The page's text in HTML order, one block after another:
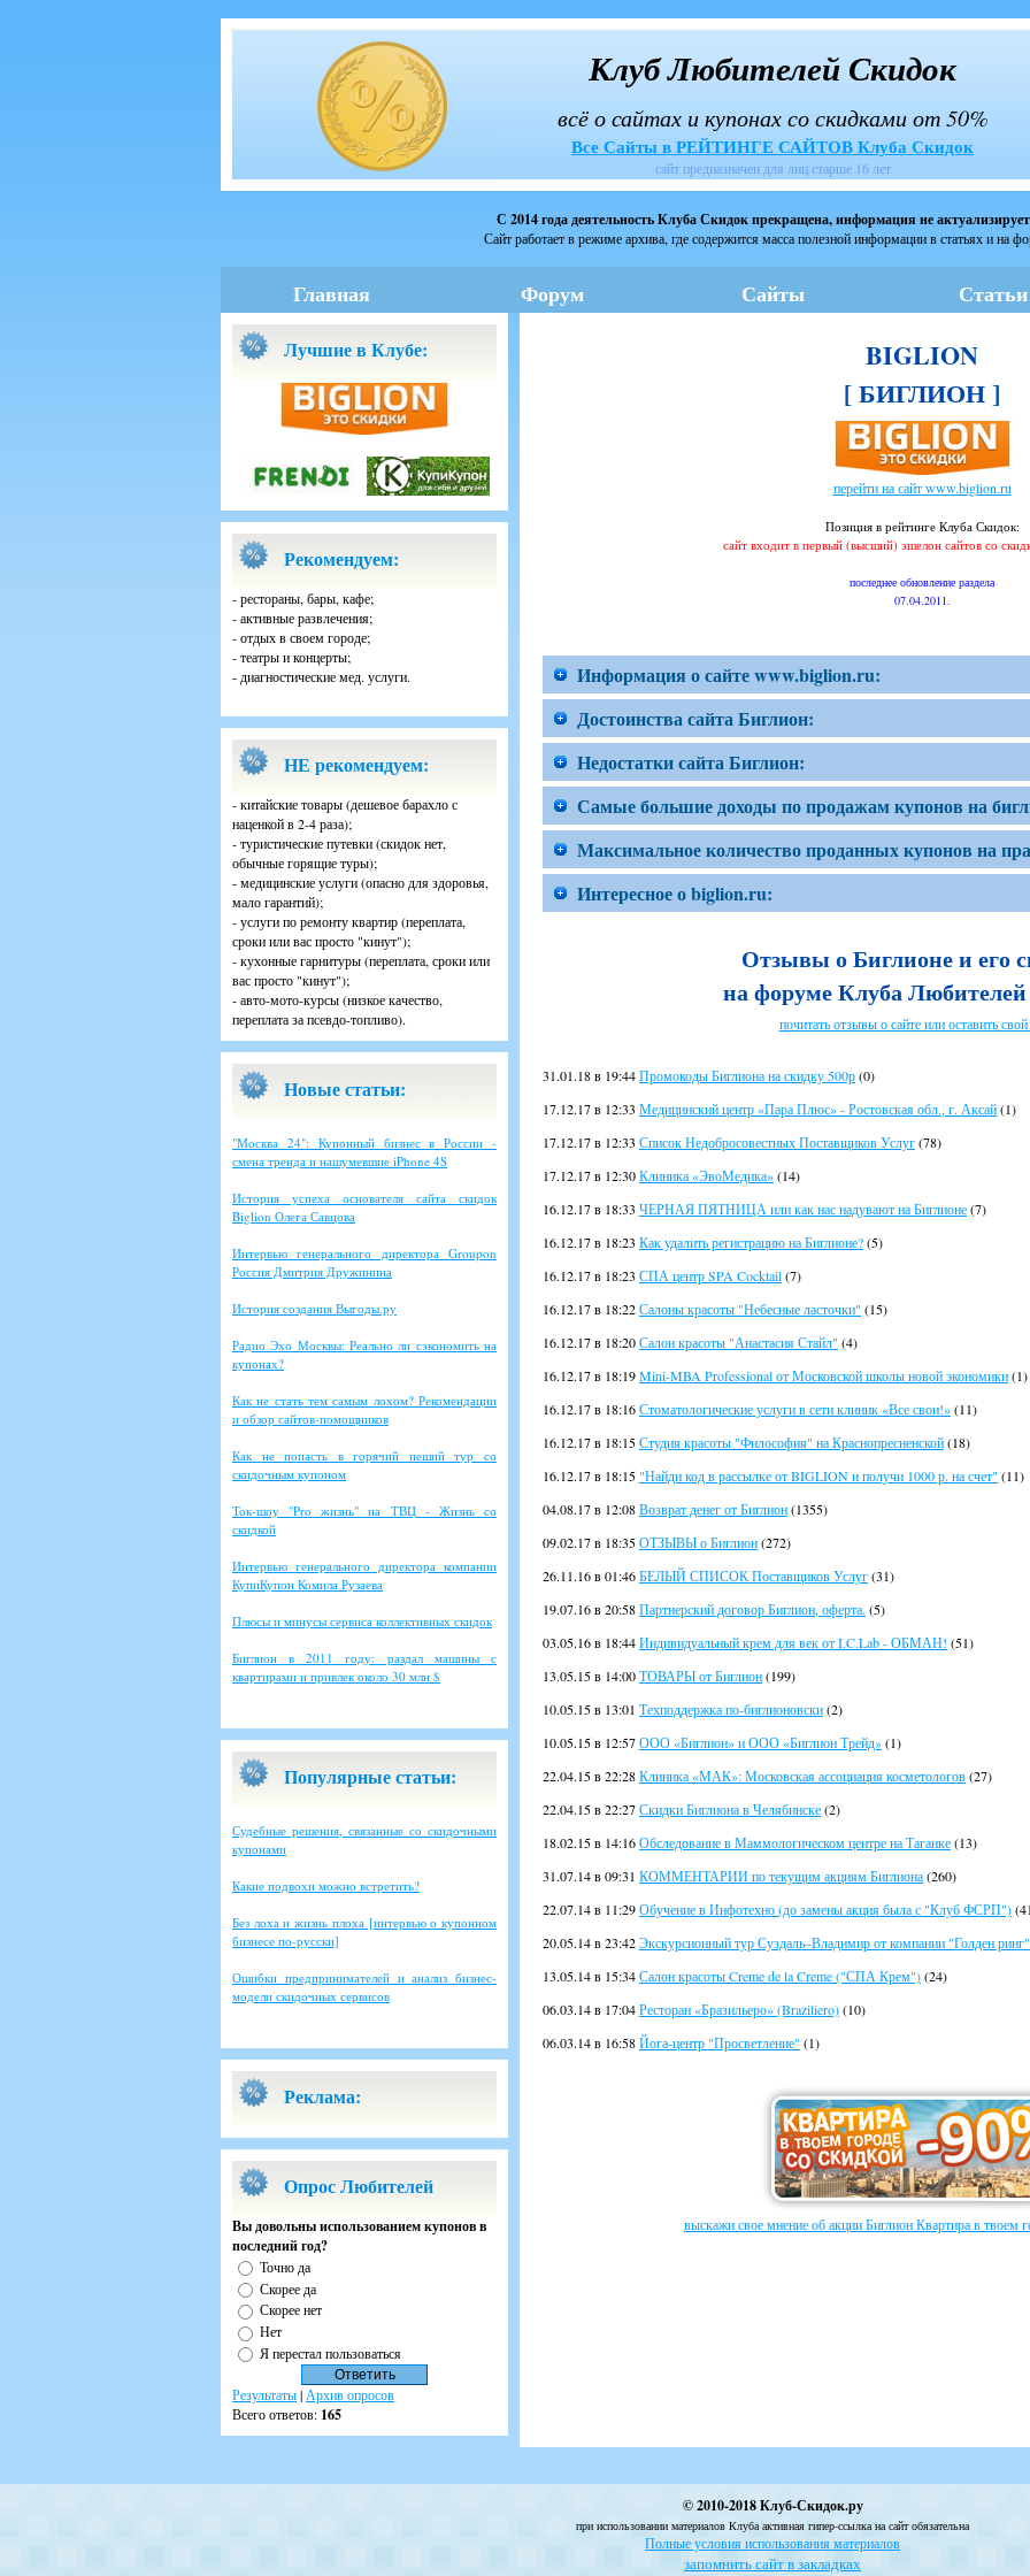
Клуб Любителей Скидок
всё о сайтах и купонах со скидками от 50%
Все Сайты в РЕЙТИНГЕ САЙТОВ Клуба Скидок
сайт предназначен для лиц старше 16 лет
С 2014 года деятельность Клуба Скидок прекращена, информация не
Сайт работает в режиме архива, где содержится масса полезной информации в статьях и на
Главная Форум Сайты Статьи
Лучшие в Клубе:
Рекомендуем:
- рестораны, бары, кафе;
- активные развлечения;
- отдых в своем городе;
- театры и концерты;
- диагностические мед. услуги.
НЕ рекомендуем:
- китайские товары (дешевое барахло с
наценкой в 2-4 раза);
- туристические путевки (скидок нет,
обычные горящие туры);
- медицинские услуги (опасно для здоровья,
мало гарантий);
- услуги по ремонту квартир (переплата,
сроки или вас просто "кинут");
- кухонные гарнитуры (переплата, сроки или
вас просто "кинут");
- авто-мото-курсы (низкое качество,
переплата за псевдо-топливо).
Новые статьи:
"Москва 24": Купонный бизнес в России -
смена тренда и нашумевшие iPhone 4S
История успеха основателя сайта скидок
Biglion Олега Савцова
Интервью генерального директора Groupon
Россия Дмитрия Дружинина
История создания Выгоды.ру
Радио Эхо Москвы: Реально ли сэкономить на
купонах?
Как не стать тем самым лохом? Рекомендации
и обзор сайтов-помощников
Как не попасть в горячий пеший тур со
скидочным купоном
Ток-шоу "Pro жизнь" на ТВЦ - Жизнь со
скидкой
Интервью генерального директора компании
КупиКупон Комила Рузаева
Плюсы и минусы сервиса коллективных скидок
Биглион в 2011 году: раздал машины с
квартирами и привлек около 30 млн $
Популярные статьи:
Судебные решения, связанные со скидочными
купонами
Какие подвохи можно встретить?
Без лоха и жизнь плоха [интервью о купонном
бизнесе по-русски]
Ошибки предпринимателей и анализ бизнес-
модели скидочных сервисов
Реклама:
Опрос Любителей
Вы довольны использованием купонов в
последний год?
Точно да
Скорее да
Скорее нет
Нет
Я перестал пользоваться
Результаты| Архив опросов
Всего ответов: 165
BIGLION
[ БИГЛИОН ]
перейти на сайт www.biglion.ru
Позиция в рейтинге Клуба Скидок:
сайт входит в первый (высший) эшелон сайтов со
последнее обновление раздела
07.04.2011.
Информация о сайте www.biglion.ru:
Достоинства сайта Биглион:
Недостатки сайта Биглион:
Самые большие доходы по продажам купонов на
Максимальное количество проданных купонов на
Интересное о biglion.ru:
Отзывы о Биглионе и его
на форуме Клуба
почитать отзывы о сайте или оставить
31.01.18 в 19:44Промокоды Биглиона на скидку 500р(0)
17.12.17 в 12:33 Медицинский центр «Пара Плюс» - Ростовская обл., г. Аксай(1)
17.12.17 в 12:33 Список Недобросовестных Поставщиков Услуг(78)
17.12.17 в 12:30Клиника «ЭвоМедика»(14)
16.12.17 в 18:33 ЧЕРНАЯ ПЯТНИЦА или как нас надувают на Биглионе(7)
16.12.17 в 18:23 Как удалить регистрацию на Биглионе?(5)
16.12.17 в 18:23 СПА центр SPA Cocktail(7)
16.12.17 в 18:22Салоны красоты "Небесные ласточки" (15)
16.12.17 в 18:20Салон красоты "Анастасия Стайл" (4)
16.12.17 в 18:19Mini-MBA Professional от Московской школы новой экономики(1)
16.12.17 в 18:16Стоматологические услуги в сети клиник «Все свои!»(11)
16.12.17 в 18:15Студия красоты "Философия" на Краснопресненской(18)
16.12.17 в 18:15 "Найди код в рассылке от BIGLION и получи 1000 р. на счет" (11)
04.08.17 в 12:08Возврат денег от Биглион(1355)
09.02.17 в 18:35ОТЗЫВЫ о Биглион(272)
26.11.16 в 01:46БЕЛЫЙ СПИСОК Поставщиков Услуг(31)
19.07.16 в 20:58Партнерский договор Биглион, оферта. (5)
03.05.16 в 18:44Индивидуальный крем для век от I.C.Lab - ОБМАН! (51)
13.05.15 в 14:00ТОВАРЫ от Биглион(199)
10.05.15 в 13:01 Техподдержка по-биглионовски(2)
10.05.15 в 12:57ООО «Биглион» и ООО «Биглион Трейд»(1)
22.04.15 в 22:28Клиника «МАК»: Московская ассоциация косметологов(27)
22.04.15 в 22:27Скидки Биглиона в Челябинске(2)
18.02.15 в 14:16Обследование в Маммологическом центре на Таганке(13)
31.07.14 в 09:31 КОММЕНТАРИИ по текущим акциям Биглиона(260)
22.07.14 в 11:29Обучение в Инфотехно (до замены акция была с "Клуб ФСРП")
20.05.14 в 23:42Экскурсионный тур Суздаль–Владимир от компании "Голден ринг"
13.05.14 в 15:34Салон красоты Creme de la Creme ("СПА Крем")(24)
06.03.14 в 17:04Ресторан «Бразильеро» (Braziliero)(10)
06.03.14 в 16:58Йога-центр "Просветление" (1)
выскажи свое мнение об акции Биглион Квартира в твоем
© 2010-2018 Клуб-Скидок.ру
при использовании материалов Клуба активная гипер-ссылка на сайт обязательна
Полные условия использования материалов
запомнить сайт в закладках